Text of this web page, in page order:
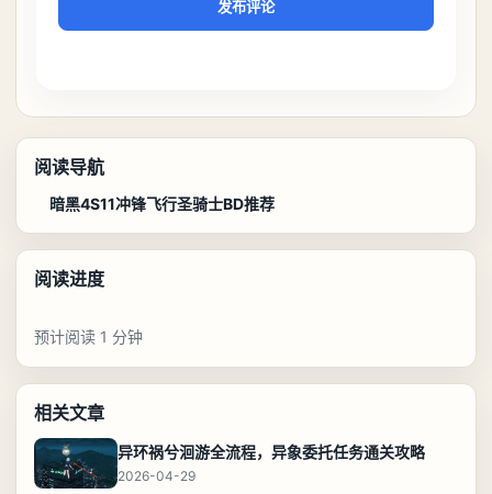
发布评论
阅读导航
暗黑4S11冲锋飞行圣骑士BD推荐
阅读进度
预计阅读 1 分钟
相关文章
异环祸兮洄游全流程，异象委托任务通关攻略
2026-04-29